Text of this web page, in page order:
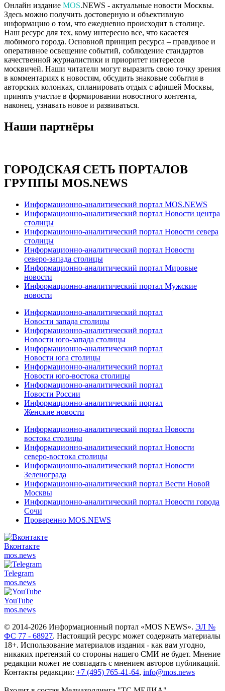
Онлайн издание MOS.NEWS - актуальные новости Москвы.
Здесь можно получить достоверную и объективную
информацию о том, что ежедневно происходит в столице.
Наш ресурс для тех, кому интересно все, что касается
любимого города. Основной принцип ресурса – правдивое и
оперативное освещение событий, соблюдение стандартов
качественной журналистики и приоритет интересов
москвичей. Наши читатели могут выразить свою точку зрения
в комментариях к новостям, обсудить знаковые события в
авторских колонках, спланировать отдых с афишей Москвы,
принять участие в формировании новостного контента,
наконец, узнавать новое и развиваться.
Наши партнёры
ГОРОДСКАЯ СЕТЬ ПОРТАЛОВ
ГРУППЫ MOS.NEWS
Информационно-аналитический портал MOS.NEWS
Информационно-аналитический портал Новости центра
столицы
Информационно-аналитический портал Новости севера
столицы
Информационно-аналитический портал Новости
северо-запада столицы
Информационно-аналитический портал Мировые
новости
Информационно-аналитический портал Мужские
новости
Информационно-аналитический портал
Новости запада столицы
Информационно-аналитический портал
Новости юго-запада столицы
Информационно-аналитический портал
Новости юга столицы
Информационно-аналитический портал
Новости юго-востока столицы
Информационно-аналитический портал
Новости России
Информационно-аналитический портал
Женские новости
Информационно-аналитический портал Новости
востока столицы
Информационно-аналитический портал Новости
северо-востока столицы
Информационно-аналитический портал Новости
Зеленограда
Информационно-аналитический портал Вести Новой
Москвы
Информационно-аналитический портал Новости города
Сочи
Проверенно MOS.NEWS
Вконтакте
mos.news
Telegram
mos.news
YouTube
mos.news
© 2014-2026 Информационный портал «MOS NEWS». ЭЛ №
ФС 77 - 68927. Настоящий ресурс может содержать материалы
18+. Использование материалов издания - как вам угодно,
никаких претензий со стороны нашего СМИ не будет. Мнение
редакции может не совпадать с мнением авторов публикаций.
Контакты редакции: +7 (495) 765-41-64, info@mos.news